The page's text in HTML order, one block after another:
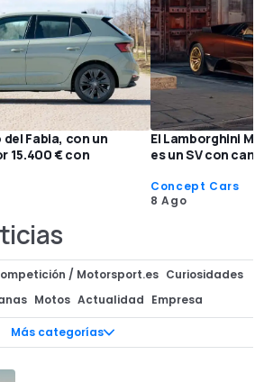
Fabia, con un
15.400 € con
El Lamborghini
es un SV con
Concept Cars
8 Ago
Más categorías
/ Motorsport.es Curiosidades
Motos Actualidad Empresa
Superdeportivos
InsideEVs Recreaciones